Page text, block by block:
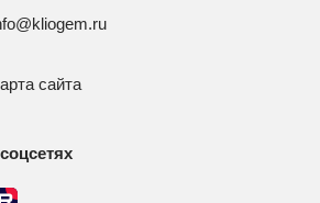
сайта